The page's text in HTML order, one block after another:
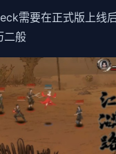
需要在正式版上线
二般